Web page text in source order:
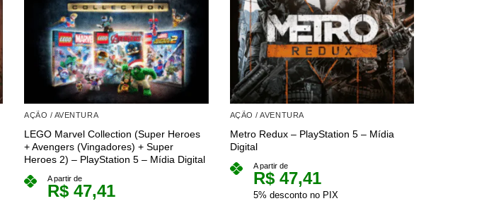
AÇÃO / AVENTURA
LEGO Marvel Collection (Super Heroes
+ Avengers (Vingadores) + Super
Heroes 2) – PlayStation 5 – Mídia Digital
A partir de
R$ 47,41
AÇÃO / AVENTURA
Metro Redux – PlayStation 5 – Mídia
Digital
A partir de
R$47,41
5% desconto no PIX